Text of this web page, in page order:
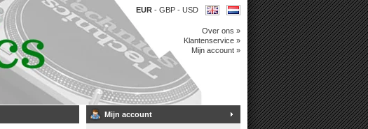
EUR - GBP - USD
Over ons »
Klantenservice »
Mijn account »
Mijn account